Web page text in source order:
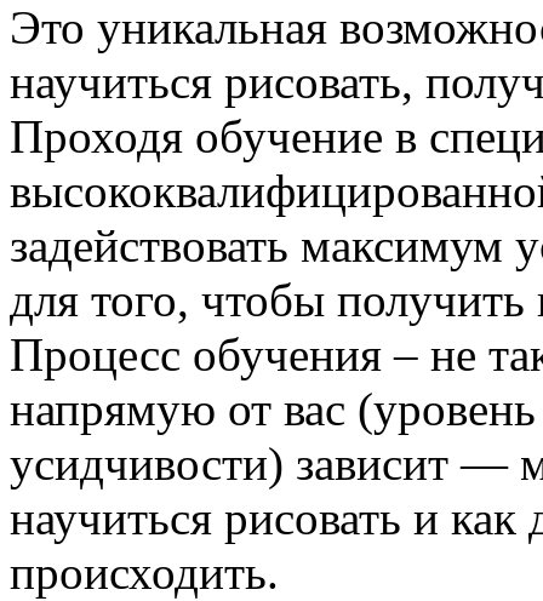
Это уникальная
научиться рисовать,
Проходя обучение в
задействовать максимум
для того, чтобы
Процесс обучения – не
напрямую от вас
усидчивости) зависит —
научиться рисовать и как
происходить.